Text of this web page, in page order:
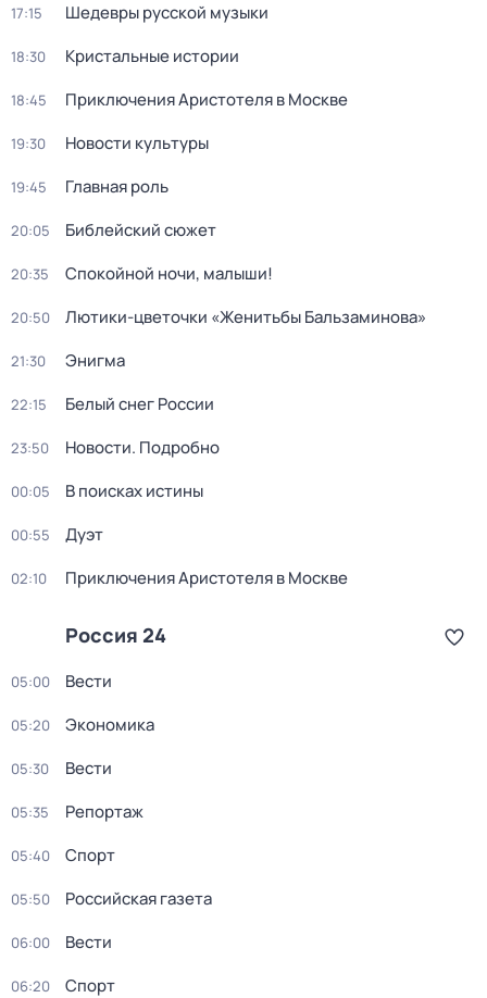
17:15 Шедевры русской музыки
18:30 Кристальные истории
18:45 Приключения Аристотеля в Москве
19:30 Новости культуры
19:45 Главная роль
20:05 Библейский сюжет
20:35 Спокойной ночи, малыши!
20:50 Лютики-цветочки «Женитьбы Бальзаминова»
21:30 Энигма
22:15 Белый снег России
23:50 Новости. Подробно
00:05 В поисках истины
00:55 Дуэт
02:10 Приключения Аристотеля в Москве
Россия 24
05:00 Вести
05:20 Экономика
05:30 Вести
05:35 Репортаж
05:40 Спорт
05:50 Российская газета
06:00 Вести
06:20 Спорт